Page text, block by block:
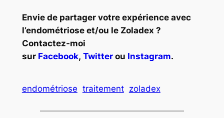
Envie de partager votre expérience avec
l’endométriose et/ou le Zoladex ?
Contactez-moi
sur Facebook, Twitterou Instagram.
endométriose traitement zoladex